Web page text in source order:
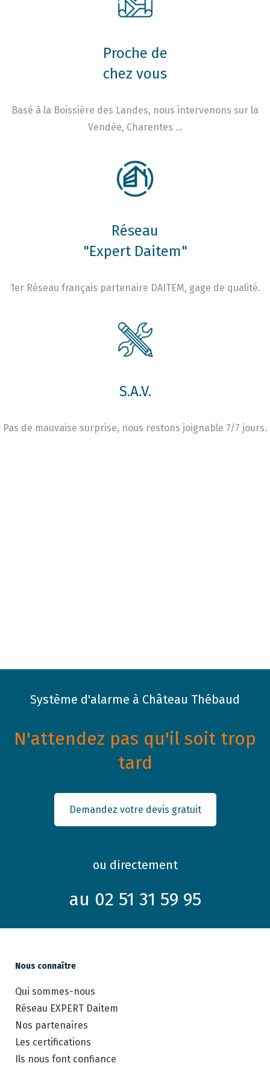
Proche de
chez vous
Basé à la Boissière des Landes, nous intervenons sur la
Vendée, Charentes …
Réseau
"Expert Daitem"
1er Réseau français partenaire DAITEM, gage de qualité.
S.A.V.
Pas de mauvaise surprise, nous restons joignable 7/7 jours.
Système d'alarme à Château Thébaud
N'attendez pas qu'il soit trop
tard
Demandez votre devis gratuit
ou directement
au 02 51 31 59 95
Nous connaître
Qui sommes-nous
Réseau EXPERT Daitem
Nos partenaires
Les certifications
Ils nous font confiance